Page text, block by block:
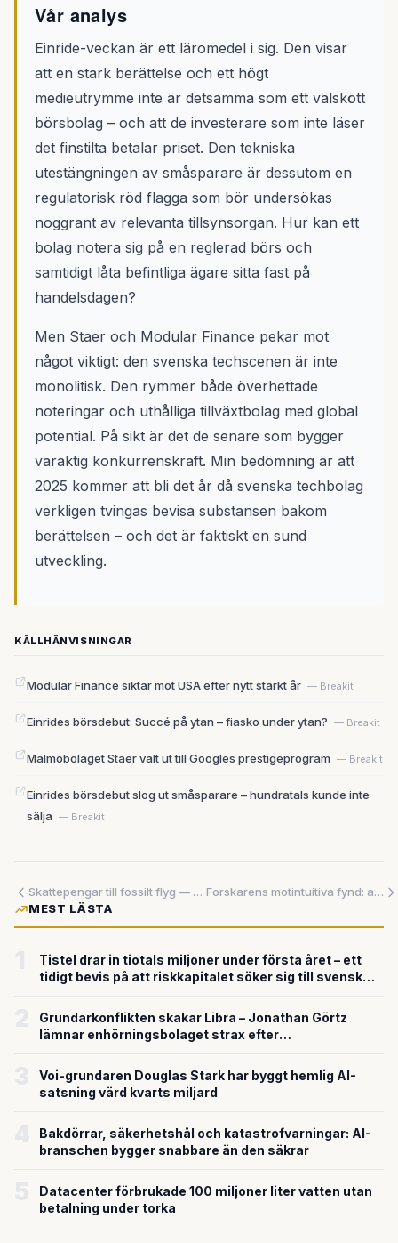
Vår analys
Einride-veckan är ett läromedel i sig. Den visar
att en stark berättelse och ett högt
medieutrymme inte är detsamma som ett välskött
börsbolag – och att de investerare som inte läser
det finstilta betalar priset. Den tekniska
utestängningen av småsparare är dessutom en
regulatorisk röd flagga som bör undersökas
noggrant av relevanta tillsynsorgan. Hur kan ett
bolag notera sig på en reglerad börs och
samtidigt låta befintliga ägare sitta fast på
handelsdagen?
Men Staer och Modular Finance pekar mot
något viktigt: den svenska techscenen är inte
monolitisk. Den rymmer både överhettade
noteringar och uthålliga tillväxtbolag med global
potential. På sikt är det de senare som bygger
varaktig konkurrenskraft. Min bedömning är att
2025 kommer att bli det år då svenska techbolag
verkligen tvingas bevisa substansen bakom
berättelsen – och det är faktiskt en sund
utveckling.
KÄLLHÄNVISNINGAR
Modular Finance siktar mot USA efter nytt starkt år — Breakit
Einrides börsdebut: Succé på ytan – fiasko under ytan? — Breakit
Malmöbolaget Staer valt ut till Googles prestigeprogram — Breakit
Einrides börsdebut slog ut småsparare – hundratals kunde inte
sälja — Breakit
Skattepengar till fossilt flyg — eller till framtiden? EU tvingas välja
Forskarens motintuitiva fynd: att medvetet sparka bollen i touch på motståndarens planhalva kan vara fotbollens smartaste drag
MEST LÄSTA
Tistel drar in tiotals miljoner under första året – ett
tidigt bevis på att riskkapitalet söker sig till svensk
Grundarkonflikten skakar Libra – Jonathan Görtz
lämnar enhörningsbolaget strax efter
Voi-grundaren Douglas Stark har byggt hemlig AI-
satsning värd kvarts miljard
Bakdörrar, säkerhetshål och katastrofvarningar: AI-
branschen bygger snabbare än den säkrar
Datacenter förbrukade 100 miljoner liter vatten utan
betalning under torka